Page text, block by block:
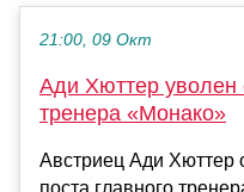
21:00, 09 Окт
Ади Хюттер уволен
тренера «Монако»
Австриец Ади Хюттер
поста главного